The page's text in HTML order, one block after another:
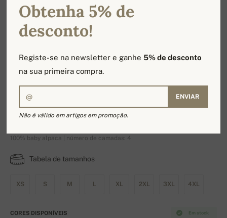
Pampelune
100% baby alpaca | número de camadas: 4
Tabela de tamanhos
XS S M L XL 2XL 3XL 4XL
Em stock
CORES DISPONÍVEIS
Obtenha 5% de
desconto!
Registe-se na newsletter e ganhe5% de desconto
na sua primeira compra.
ENVIAR
Não é válido em artigos em promoção.